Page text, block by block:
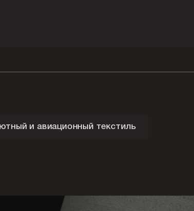
и авиационный текстиль